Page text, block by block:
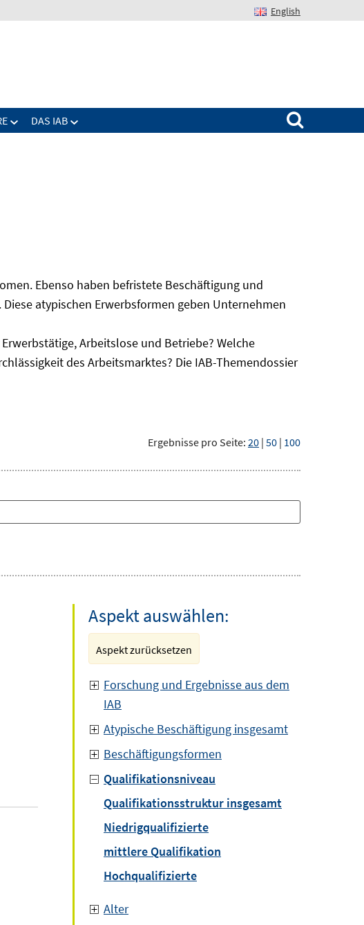
English
DAS IAB
Suchen nach:
Ebenso haben befristete Beschäftigung und
atypischen Erwerbsformen geben Unternehmen
Arbeitslose und Betriebe? Welche
des Arbeitsmarktes? Die IAB-Themendossier
Ergebnisse pro Seite: 20 | 50 | 100
Aspekt auswählen:
Aspekt zurücksetzen
Forschung und Ergebnisse aus dem
IAB
Atypische Beschäftigung insgesamt
Beschäftigungsformen
Qualifikationsniveau
Qualifikationsstruktur insgesamt
Niedrigqualifizierte
mittlere Qualifikation
Hochqualifizierte
Alter